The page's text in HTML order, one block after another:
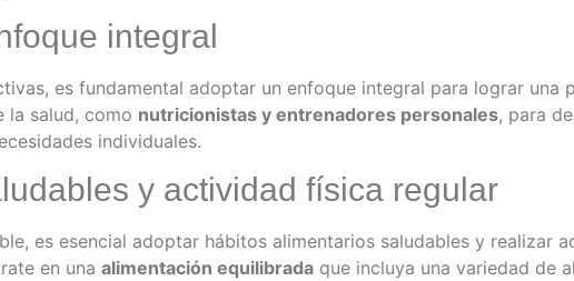
integral
es fundamental adoptar un enfoque integral para lograr una
la salud, como nutricionistas y entrenadores personales, para
individuales.
y actividad física regular
es esencial adoptar hábitos alimentarios saludables y realizar
en una alimentación equilibradaque incluya una variedad de